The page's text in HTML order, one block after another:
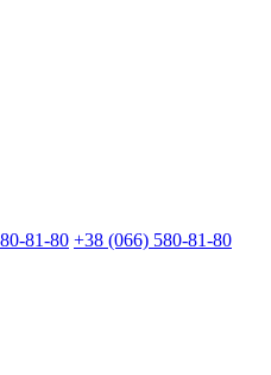
81-80 +38 (066) 580-81-80